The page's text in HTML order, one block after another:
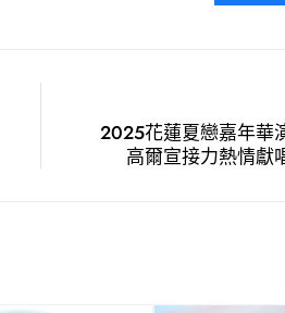
2025花蓮夏戀嘉年華
高爾宣接力熱情獻